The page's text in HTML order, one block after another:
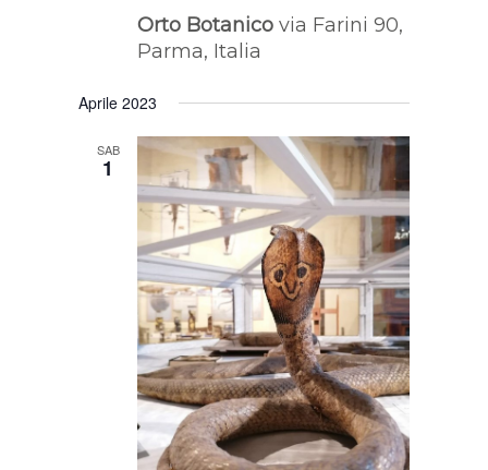
Orto Botanicovia Farini 90,
Parma, Italia
Aprile 2023
SAB
1